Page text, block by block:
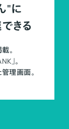
"に
きる
。
」。
管理画面。